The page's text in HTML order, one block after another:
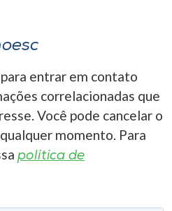
entrar em contato
correlacionadas que
Você pode cancelar o
momento. Para
política de